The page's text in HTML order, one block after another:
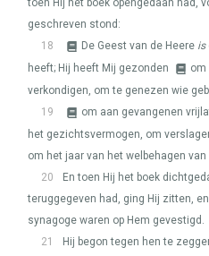
toen Hij het boek opengedaan had,
geschreven stond:
18
De Geest van de Heere is
heeft; Hij heeft Mij gezonden
om
verkondigen, om te genezen wie
19
om aan gevangenen
het gezichtsvermogen, om
om het jaar van het welbehagen van
20
En toen Hij het boek
teruggegeven had, ging Hij zitten,
synagoge waren op Hem gevestigd.
21
Hij begon tegen hen te